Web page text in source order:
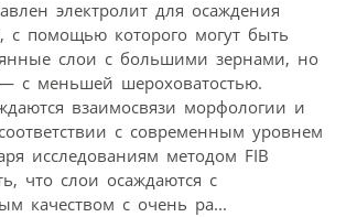
электролит для осаждения
с помощью которого могут быть
слои с большими зернами, но
с меньшей шероховатостью.
взаимосвязи морфологии и
с современным уровнем
исследованиям методом FIB
что слои осаждаются с
качеством с очень ра...